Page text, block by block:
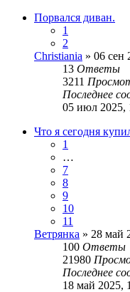
Порвался диван.
1
2
Christiania » 06 сен
13 Ответы
3211
Последнее
05 июл 2025,
Что я сегодня
1
…
7
8
9
10
11
Ветрянка » 28 май
100 Ответы
21980
Последнее
18 май 2025,